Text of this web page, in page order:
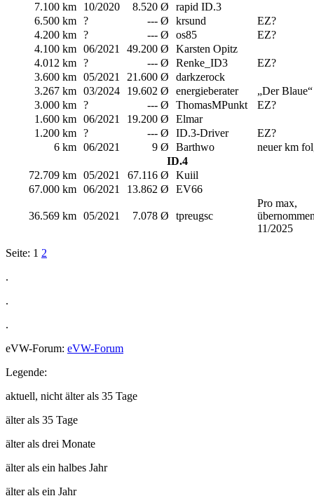
7.100 km
10/2020 8.520 Ø
rapid ID.3
6.500 km ? --- Ø krsund
EZ?
4.200 km ? --- Ø os85
EZ?
4.100 km 06/2021 49.200 Ø
Karsten Opitz
4.012 km ? --- Ø Renke_ID3
EZ?
3.600 km 05/2021 21.600 Ø
darkzerock
3.267 km 03/2024 19.602 Ø energieberater
„Der Blaue“
3.000 km ? --- Ø ThomasMPunkt
EZ?
1.600 km 06/2021 19.200 Ø
Elmar
1.200 km ? --- Ø ID.3-Driver
EZ?
6 km 06/2021 9 Ø Barthwo
neuer km
ID.4
72.709 km 05/2021 67.116 Ø
Kuiil
67.000 km 06/2021 13.862 Ø EV66
36.569 km 05/2021 7.078 Ø tpreugsc
Pro max,
11/2025
Seite: 1 2
.
.
.
eVW-Forum: eVW-Forum
Legende:
aktuell, nicht älter als 35 Tage
älter als 35 Tage
älter als drei Monate
älter als ein halbes Jahr
älter als ein Jahr